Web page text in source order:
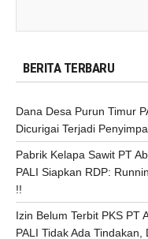
BERITA TERBARU
Dana Desa Purun Timur
Dicurigai Terjadi
Pabrik Kelapa Sawit PT
PALI Siapkan RDP:
!!
Izin Belum Terbit PKS PT
PALI Tidak Ada Tindakan,